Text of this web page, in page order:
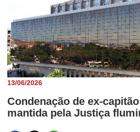
13/06/2026
Condenação de ex-
mantida pela Justiça